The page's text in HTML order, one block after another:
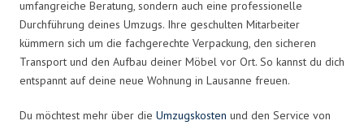
umfangreiche Beratung, sondern auch eine professionelle
Durchführung deines Umzugs. Ihre geschulten Mitarbeiter
kümmern sich um die fachgerechte Verpackung, den sicheren
Transport und den Aufbau deiner Möbel vor Ort. So kannst du dich
entspannt auf deine neue Wohnung in Lausanne freuen.
Du möchtest mehr über die Umzugskosten und den Service von